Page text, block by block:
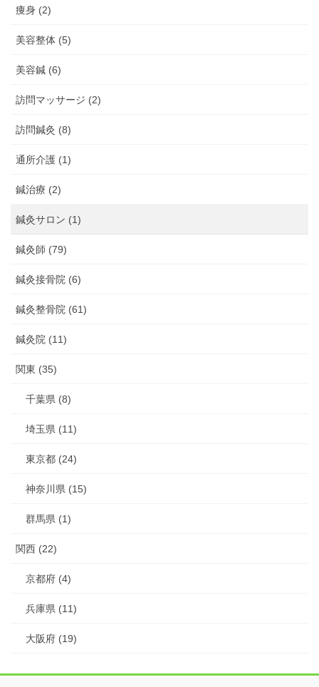
痩身 (2)
美容整体 (5)
美容鍼 (6)
訪問マッサージ (2)
訪問鍼灸 (8)
通所介護 (1)
鍼治療 (2)
鍼灸サロン (1)
鍼灸師 (79)
鍼灸接骨院 (6)
鍼灸整骨院 (61)
鍼灸院 (11)
関東 (35)
千葉県 (8)
埼玉県 (11)
東京都 (24)
神奈川県 (15)
群馬県 (1)
関西 (22)
京都府 (4)
兵庫県 (11)
大阪府 (19)